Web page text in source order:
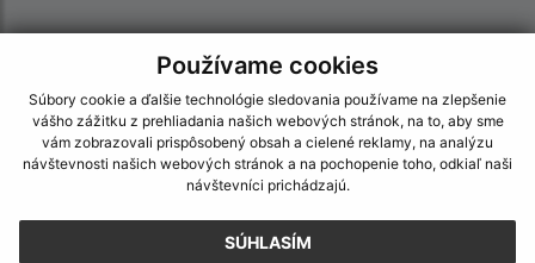
Používame cookies
Súbory cookie a ďalšie technológie sledovania používame na zlepšenie
vášho zážitku z prehliadania našich webových stránok, na to, aby sme
vám zobrazovali prispôsobený obsah a cielené reklamy, na analýzu
návštevnosti našich webových stránok a na pochopenie toho, odkiaľ naši
návštevníci prichádzajú.
SÚHLASÍM